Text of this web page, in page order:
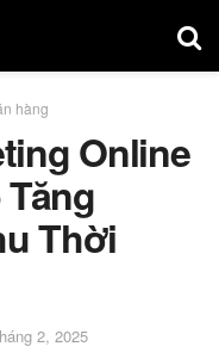
hàng
Online
Thời
2, 2025